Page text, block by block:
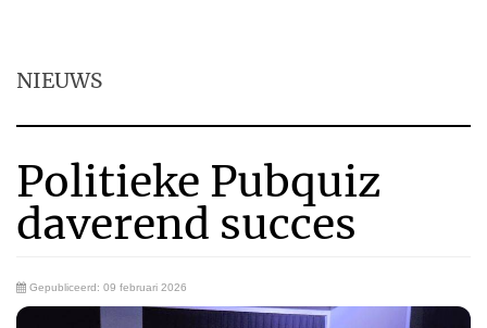
NIEUWS
Politieke Pubquiz
daverend succes
Gepubliceerd: 09 februari 2026